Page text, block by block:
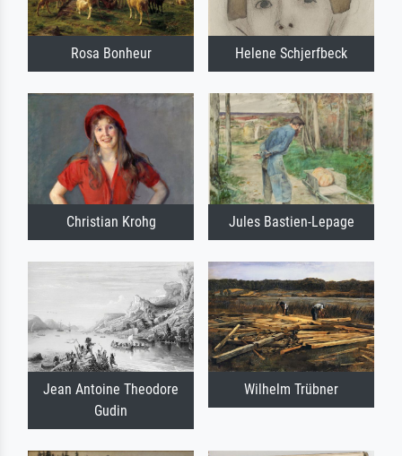
Rosa Bonheur Helene Schjerfbeck
Christian Krohg Jules Bastien-Lepage
Jean Antoine Theodore
Gudin
Wilhelm Trübner